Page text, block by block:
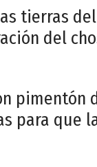
tierras
del
pimentón
para que